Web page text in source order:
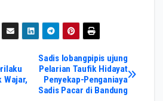
Sadis lobangpipis ujung
Pelarian Taufik Hidayat
Penyekap-Penganiaya
Sadis Pacar di Bandung
Wajar,